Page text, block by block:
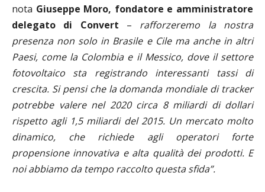
nota Giuseppe Moro, fondatore e amministratore
delegato di Convert – rafforzeremo la nostra
presenza non solo in Brasile e Cile ma anche in altri
Paesi, come la Colombia e il Messico, dove il settore
fotovoltaico sta registrando interessanti tassi di
crescita. Si pensi che la domanda mondiale di tracker
potrebbe valere nel 2020 circa 8 miliardi di dollari
rispetto agli 1,5 miliardi del 2015. Un mercato molto
dinamico, che richiede agli operatori forte
propensione innovativa e alta qualità dei prodotti. E
noi abbiamo da tempo raccolto questa sfida”.